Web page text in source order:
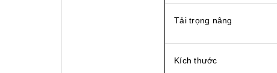
Tải trọng nâng
Kích thước